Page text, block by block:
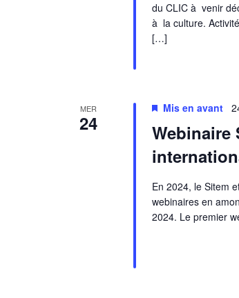
du CLIC à venir
à la culture.
[…]
MER
24
Webinaire
Mis en avant
En 2024, le Sitem
webinaires en
2024. Le premier